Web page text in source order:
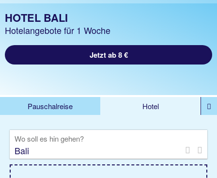
HOTEL BALI
Hotelangebote für 1 Woche
Jetzt ab 8 €
Pauschalreise
Hotel
Rundreise
Kreuzfahrt
Gruppenreise
Camper Privattransfer
Wo soll es hin gehen?